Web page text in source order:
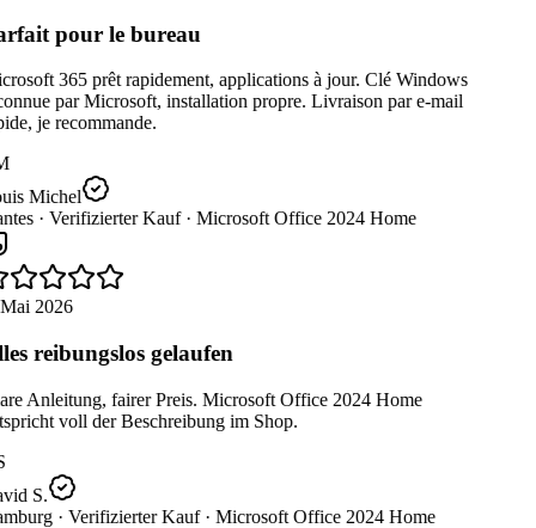
pour le bureau
365 prêt rapidement, applications à jour. Clé Windows
par Microsoft, installation propre. Livraison par e-mail
je recommande.
Michel
· Verifizierter Kauf · Microsoft Office 2024 Home
2026
reibungslos gelaufen
Anleitung, fairer Preis. Microsoft Office 2024 Home
voll der Beschreibung im Shop.
S.
· Verifizierter Kauf · Microsoft Office 2024 Home